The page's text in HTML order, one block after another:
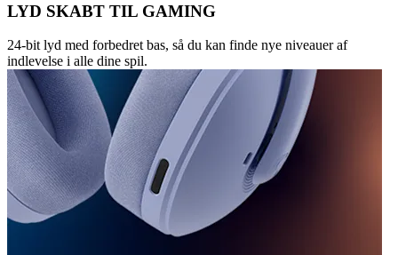
LYD SKABT TIL GAMING
24-bit lyd med forbedret bas, så du kan finde nye niveauer af
indlevelse i alle dine spil.